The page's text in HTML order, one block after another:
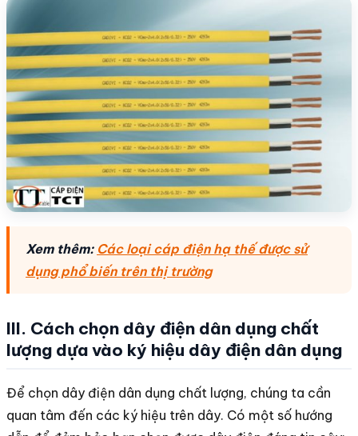
Xem thêm: Các loại cáp điện hạ thế được sử
dụng phổ biến trên thị trường
III. Cách chọn dây điện dân dụng chất
lượng dựa vào ký hiệu dây điện dân dụng
Để chọn dây điện dân dụng chất lượng, chúng ta cần
quan tâm đến các ký hiệu trên dây. Có một số hướng